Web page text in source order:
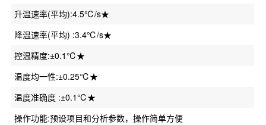
升温速率(平均):4.5℃/s★
降温速率(平均) :3.4℃/s★
控温精度:±0.1℃★
温度均一性:±0.25℃★
温度准确度 :±0.1℃★
操作功能:预设项目和分析参数，操作简单方便